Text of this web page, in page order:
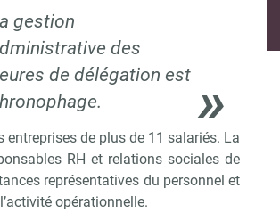
gestion
des
de délégation est
entreprises de plus de 11 salariés. La
RH et relations sociales de
représentatives du personnel et
opérationnelle.